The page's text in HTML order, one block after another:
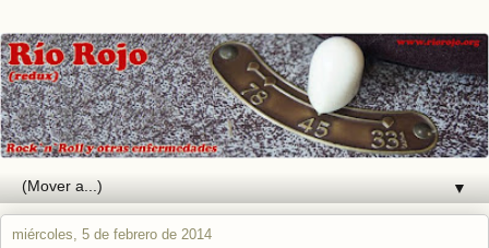
▼
miércoles, 5 de febrero de 2014